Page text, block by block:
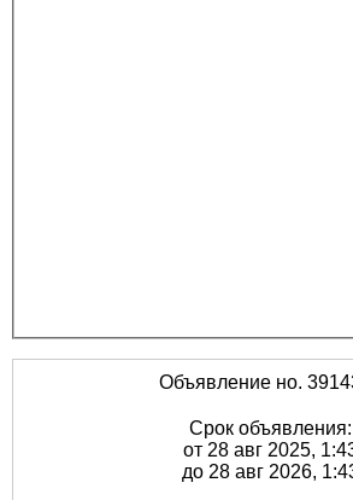
Объявление но.
Срок объявления:
от 28 авг 2025,
до 28 авг 2026,